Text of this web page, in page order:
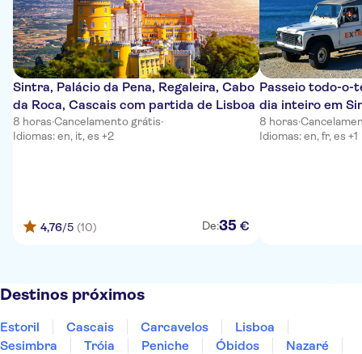
Sintra, Palácio da Pena, Regaleira, Cabo
da Roca, Cascais com partida de Lisboa
8 horas·Cancelamento grátis·
Idiomas: en, it, es +2
4,76/5 (10) De:35 €
Passeio todo-o-
dia inteiro em
8 horas·
Idiomas: en, fr, es +1
Destinos próximos
Estoril Cascais Carcavelos
Lisboa
Sesimbra
Tróia Peniche Óbidos
Nazaré